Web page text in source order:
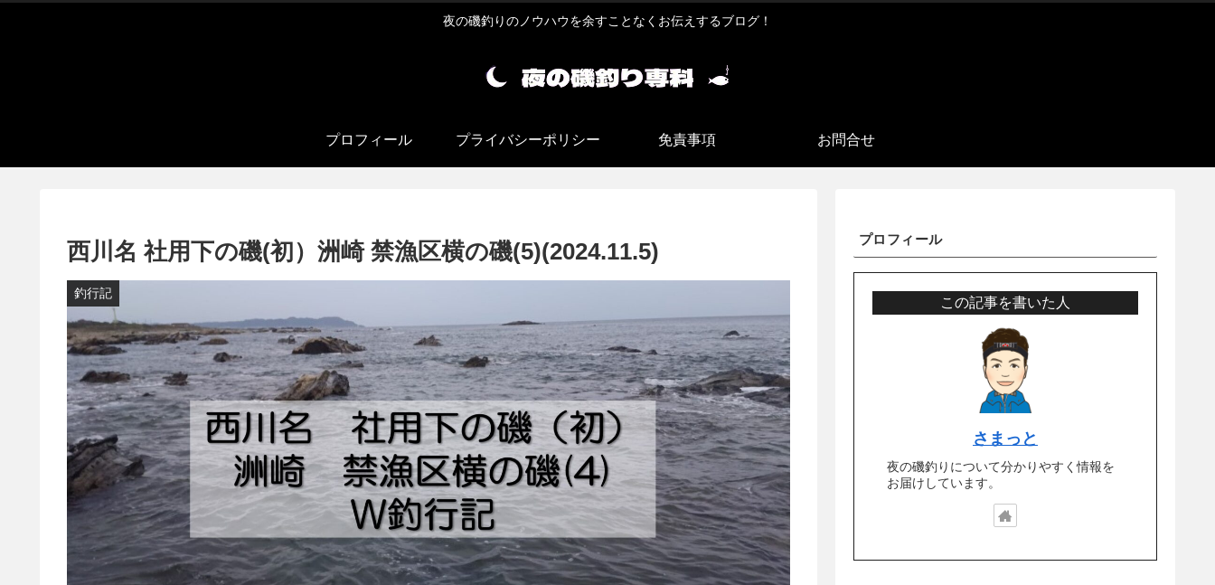
夜の磯釣りのノウハウを余すことなくお伝えするブログ！
プロフィール プライバシーポリシー 免責事項 お問合せ
西川名 社用下の磯(初）洲崎 禁漁区横の磯(5)(2024.11.5)
釣行記
プロフィール
この記事を書いた人
さまっと
夜の磯釣りについて分かりやすく情報を
お届けしています。